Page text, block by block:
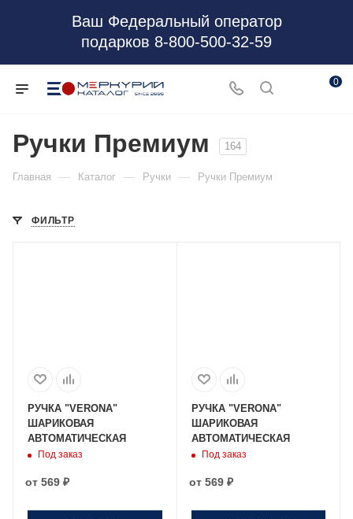
Ваш Федеральный оператор
подарков 8-800-500-32-59
0
Ручки Премиум 164
Главная — Каталог — Ручки — Ручки Премиум
ФИЛЬТР
РУЧКА "VERONA"
ШАРИКОВАЯ
АВТОМАТИЧЕСКАЯ
Под заказ
от 569 ₽
РУЧКА "VERONA"
ШАРИКОВАЯ
АВТОМАТИЧЕСКАЯ
Под заказ
от 569 ₽